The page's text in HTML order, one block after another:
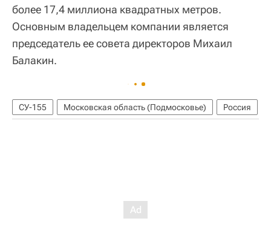
более 17,4 миллиона квадратных метров.
Основным владельцем компании является
председатель ее совета директоров Михаил
Балакин.
СУ-155 Московская область (Подмосковье) Россия